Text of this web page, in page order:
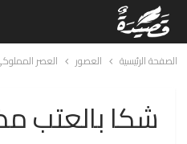
الصفحة الرئيسية العصور العصر
شكا بالعتب